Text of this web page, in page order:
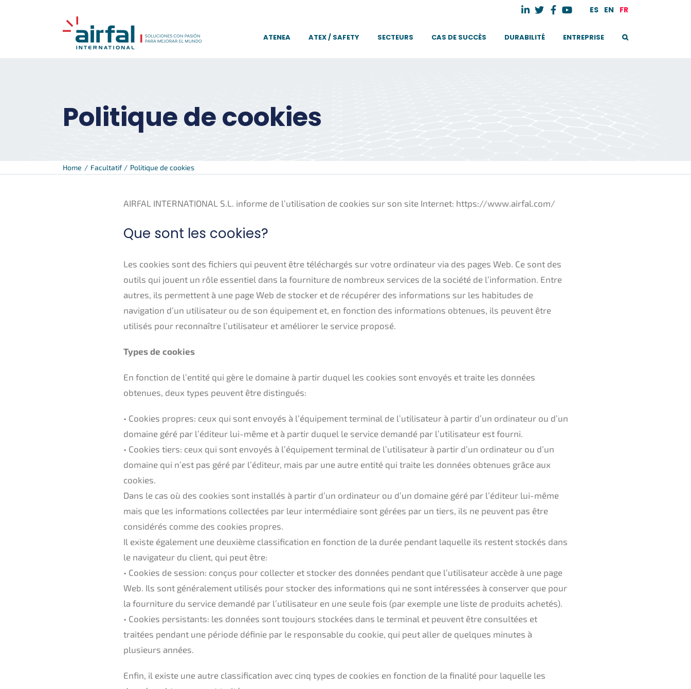
ES EN FR
ATENEA ATEX / SAFETY SECTEURS CAS DE SUCCÈS DURABILITÉ ENTREPRISE
Politique de cookies
Home Facultatif Politique de cookies
AIRFAL INTERNATIONAL S.L. informe de l’utilisation de cookies sur son site Internet: https://www.airfal.com/
Que sont les cookies?
Les cookies sont des fichiers qui peuvent être téléchargés sur votre ordinateur via des pages Web. Ce sont des
outils qui jouent un rôle essentiel dans la fourniture de nombreux services de la société de l’information. Entre
autres, ils permettent à une page Web de stocker et de récupérer des informations sur les habitudes de
navigation d’un utilisateur ou de son équipement et, en fonction des informations obtenues, ils peuvent être
utilisés pour reconnaître l’utilisateur et améliorer le service proposé.
Types de cookies
En fonction de l’entité qui gère le domaine à partir duquel les cookies sont envoyés et traite les données
obtenues, deux types peuvent être distingués:
• Cookies propres: ceux qui sont envoyés à l’équipement terminal de l’utilisateur à partir d’un ordinateur ou d’un
domaine géré par l’éditeur lui-même et à partir duquel le service demandé par l’utilisateur est fourni.
• Cookies tiers: ceux qui sont envoyés à l’équipement terminal de l’utilisateur à partir d’un ordinateur ou d’un
domaine qui n’est pas géré par l’éditeur, mais par une autre entité qui traite les données obtenues grâce aux
cookies.
Dans le cas où des cookies sont installés à partir d’un ordinateur ou d’un domaine géré par l’éditeur lui-même
mais que les informations collectées par leur intermédiaire sont gérées par un tiers, ils ne peuvent pas être
considérés comme des cookies propres.
Il existe également une deuxième classification en fonction de la durée pendant laquelle ils restent stockés dans
le navigateur du client, qui peut être:
• Cookies de session: conçus pour collecter et stocker des données pendant que l’utilisateur accède à une page
Web. Ils sont généralement utilisés pour stocker des informations qui ne sont intéressées à conserver que pour
la fourniture du service demandé par l’utilisateur en une seule fois (par exemple une liste de produits achetés).
• Cookies persistants: les données sont toujours stockées dans le terminal et peuvent être consultées et
traitées pendant une période définie par le responsable du cookie, qui peut aller de quelques minutes à
plusieurs années.
Enfin, il existe une autre classification avec cinq types de cookies en fonction de la finalité pour laquelle les